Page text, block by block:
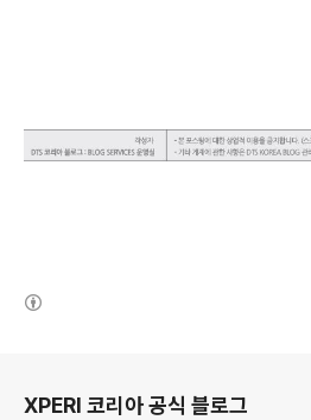
XPERI 코리아 공식 블로그